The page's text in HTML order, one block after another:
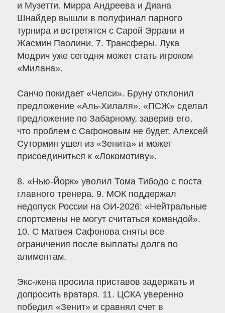
и Музетти. Мирра Андреева и Диана
Шнайдер вышли в полуфинал парного
турнира и встретятся с Сарой Эррани и
Жасмин Паолини. 7. Трансферы. Лука
Модрич уже сегодня может стать игроком
«Милана».
Санчо покидает «Челси». Бруну отклонил
предложение «Аль-Хилаля». «ПСЖ» сделал
предложение по Забарному, заверив его,
что проблем с Сафоновым не будет. Алексей
Сутормин ушел из «Зенита» и может
присоединиться к «Локомотиву».
8. «Нью-Йорк» уволил Тома Тибодо с поста
главного тренера. 9. МОК поддержал
недопуск России на ОИ-2026: «Нейтральные
спортсмены не могут считаться командой».
10. С Матвея Сафонова сняты все
ограничения после выплаты долга по
алиментам.
Экс-жена просила приставов задержать и
допросить вратаря. 11. ЦСКА уверенно
победил «Зенит» и сравнял счет в